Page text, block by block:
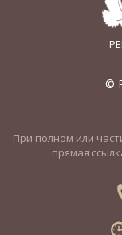
©
При полном или
прямая